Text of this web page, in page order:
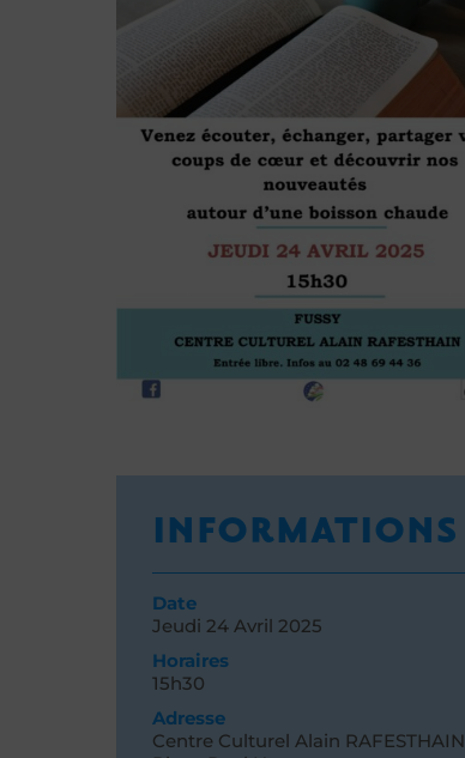
INFORMATIONS
Date
Jeudi 24 Avril 2025
Horaires
15h30
Adresse
Centre Culturel Alain RAFESTHAIN